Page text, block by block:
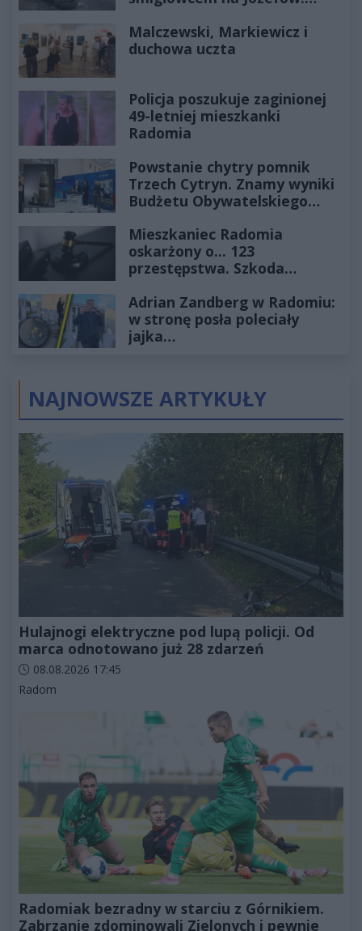
Malczewski, Markiewicz i
duchowa uczta
Policja poszukuje zaginionej
49-letniej mieszkanki
Radomia
Powstanie chytry pomnik
Trzech Cytryn. Znamy wyniki
Budżetu Obywatelskiego
Mieszkaniec Radomia
oskarżony o... 123
przestępstwa. Szkoda
złotych
Adrian Zandberg w Radomiu:
w stronę posła poleciały
jajka…
NAJNOWSZE ARTYKUŁY
Hulajnogi elektryczne pod lupą policji. Od
marca odnotowano już 28 zdarzeń
Data dodania artykułu:
08.08.2026 17:45
Kategorie artykułu:
Radom
Radomiak bezradny w starciu z Górnikiem.
Zabrzanie zdominowali Zielonych i pewnie